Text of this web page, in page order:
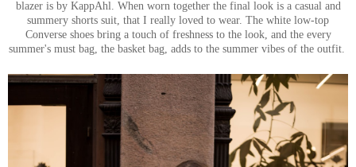
blazer is by KappAhl. When worn together the final look is a casual and
summery shorts suit, that I really loved to wear. The white low-top
Converse shoes bring a touch of freshness to the look, and the every
summer's must bag, the basket bag, adds to the summer vibes of the outfit.